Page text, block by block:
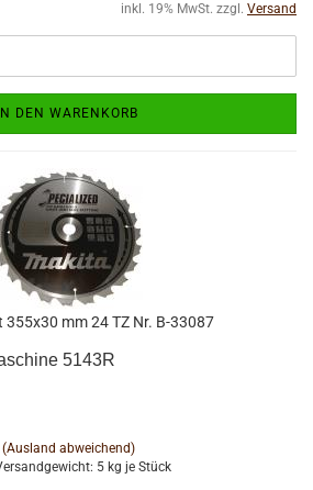
inkl. 19% MwSt. zzgl. Versand
IN DEN WARENKORB
mm 24 TZ Nr. B-33087
5143R
(Ausland abweichend)
5 kg je Stück